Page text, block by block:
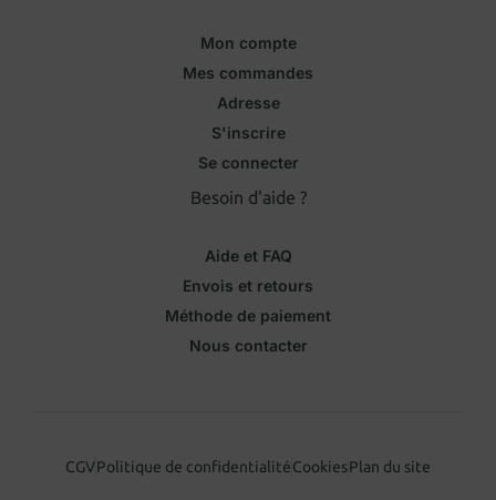
Mon compte
Mes commandes
Adresse
S'inscrire
Se connecter
Besoin d'aide ?
Aide et FAQ
Envois et retours
Méthode de paiement
Nous contacter
CGVPolitique de confidentialitéCookiesPlan du site